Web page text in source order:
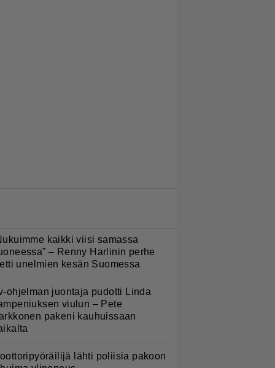
kaikki viisi samassa
– Renny Harlinin perhe
unelmien kesän Suomessa
ohjelman juontaja pudotti Linda
viulun – Pete
pakeni kauhuissaan
lähti poliisia pakoon